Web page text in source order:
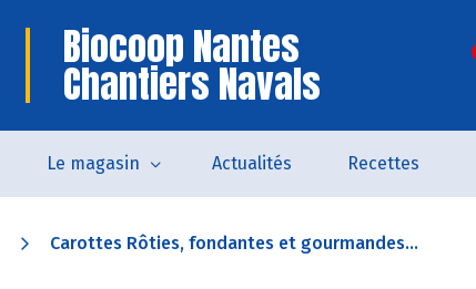
Biocoop Nantes
Chantiers Navals
Le magasin Actualités Recettes
Carottes Rôties, fondantes et gourmandes...